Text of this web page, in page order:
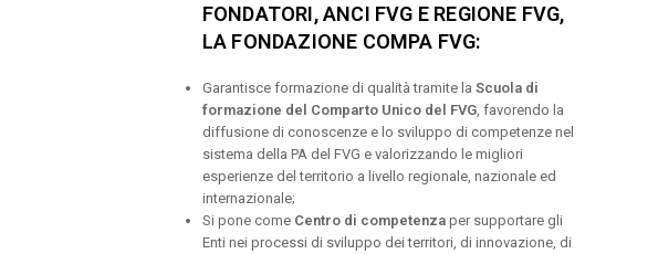
FONDATORI, ANCI FVG E REGIONE FVG,
LA FONDAZIONE COMPA FVG:
Garantisce formazione di qualità tramite la Scuola di
formazione del Comparto Unico del FVG, favorendo la
diffusione di conoscenze e lo sviluppo di competenze nel
sistema della PA del FVG e valorizzando le migliori
esperienze del territorio a livello regionale, nazionale ed
internazionale;
Si pone come Centro di competenzaper supportare gli
Enti nei processi di sviluppo dei territori, di innovazione, di